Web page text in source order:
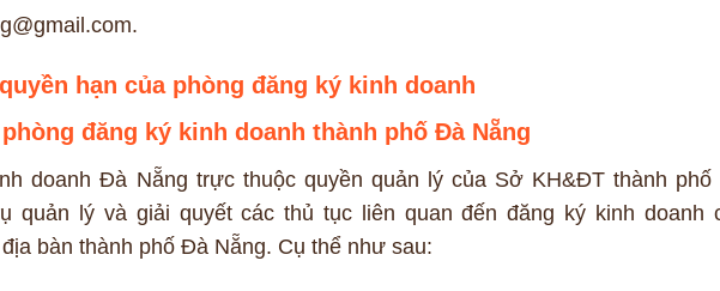
hạn của phòng đăng ký kinh doanh
đăng ký kinh doanh thành phố Đà Nẵng
doanh Đà Nẵng trực thuộc quyền quản lý của Sở KH&ĐT thành
quản lý và giải quyết các thủ tục liên quan đến đăng ký kinh doanh
bàn thành phố Đà Nẵng. Cụ thể như sau: